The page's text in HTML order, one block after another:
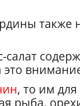
также
это
, то им
рыба,